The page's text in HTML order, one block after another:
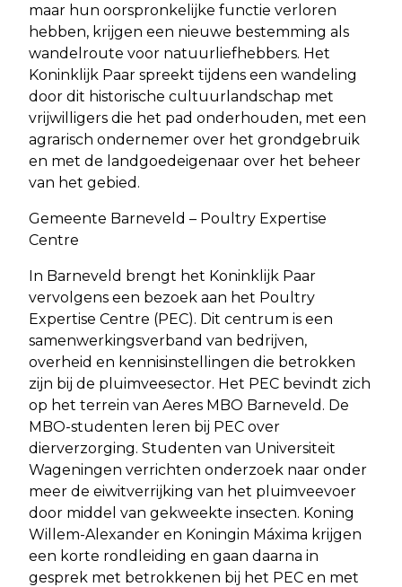
maar hun oorspronkelijke functie verloren
hebben, krijgen een nieuwe bestemming als
wandelroute voor natuurliefhebbers. Het
Koninklijk Paar spreekt tijdens een wandeling
door dit historische cultuurlandschap met
vrijwilligers die het pad onderhouden, met een
agrarisch ondernemer over het grondgebruik
en met de landgoedeigenaar over het beheer
van het gebied.
Gemeente Barneveld – Poultry Expertise
Centre
In Barneveld brengt het Koninklijk Paar
vervolgens een bezoek aan het Poultry
Expertise Centre (PEC). Dit centrum is een
samenwerkingsverband van bedrijven,
overheid en kennisinstellingen die betrokken
zijn bij de pluimveesector. Het PEC bevindt zich
op het terrein van Aeres MBO Barneveld. De
MBO-studenten leren bij PEC over
dierverzorging. Studenten van Universiteit
Wageningen verrichten onderzoek naar onder
meer de eiwitverrijking van het pluimveevoer
door middel van gekweekte insecten. Koning
Willem-Alexander en Koningin Máxima krijgen
een korte rondleiding en gaan daarna in
gesprek met betrokkenen bij het PEC en met